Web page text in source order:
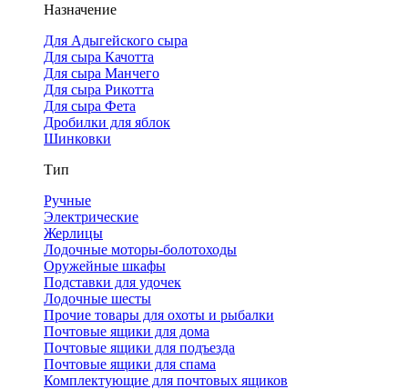
Назначение
Для Адыгейского сыра
Для сыра Качотта
Для сыра Манчего
Для сыра Рикотта
Для сыра Фета
Дробилки для яблок
Шинковки
Тип
Ручные
Электрические
Жерлицы
Лодочные моторы-болотоходы
Оружейные шкафы
Подставки для удочек
Лодочные шесты
Прочие товары для охоты и рыбалки
Почтовые ящики для дома
Почтовые ящики для подъезда
Почтовые ящики для спама
Комплектующие для почтовых ящиков